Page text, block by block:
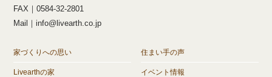
FAX｜0584-32-2801
Mail｜info@livearth.co.jp
家づくりへの思い
Livearthの家
住まい手の声
イベント情報